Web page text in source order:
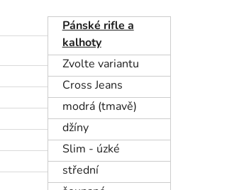
Pánské rifle a
kalhoty
Zvolte variantu
Cross Jeans
modrá (tmavě)
džíny
Slim - úzké
střední